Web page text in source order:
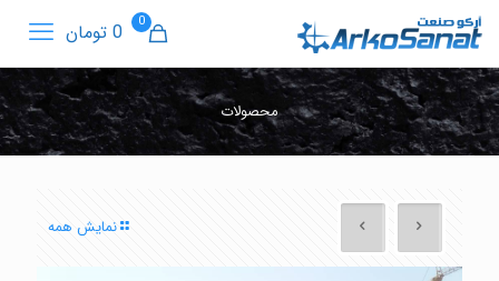
0 0 تومان
محصولات
نمایش همه